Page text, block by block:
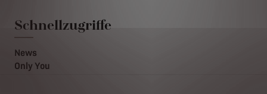
Schnellzugriffe
News
Only You